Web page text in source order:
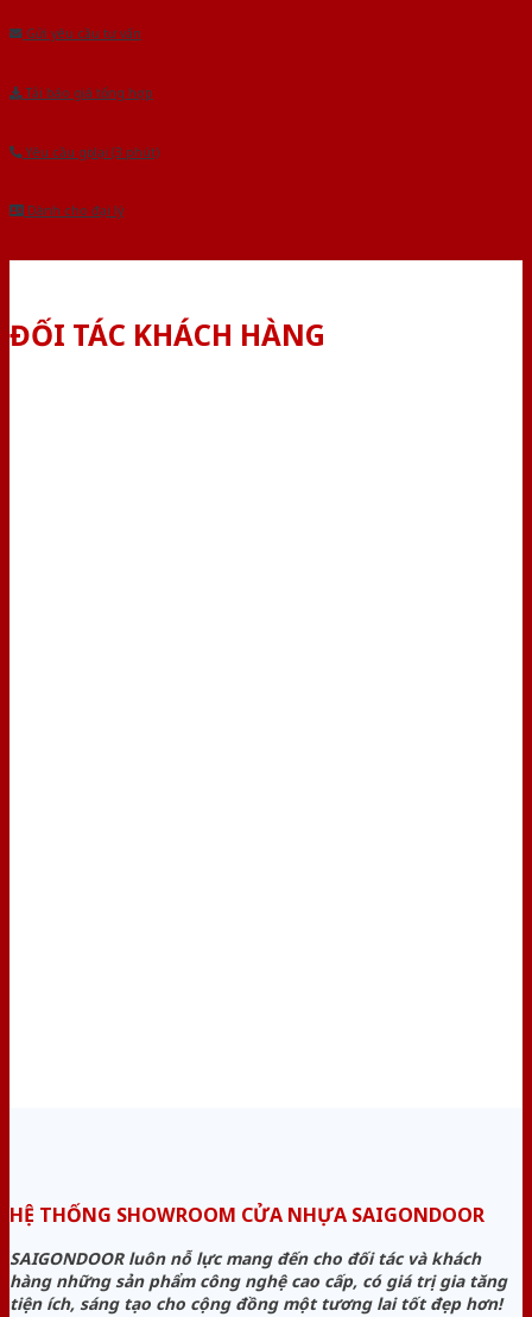
Gửi yêu cầu tư vấn
Tải báo giá tổng hợp
Yêu cầu gọi lại (3 phút)
Dành cho đại lý
ĐỐI TÁC KHÁCH HÀNG
HỆ THỐNG SHOWROOM CỬA NHỰA SAIGONDOOR
SAIGONDOOR luôn nỗ lực mang đến cho đối tác và khách
hàng những sản phẩm công nghệ cao cấp, có giá trị gia tăng
tiện ích, sáng tạo cho cộng đồng một tương lai tốt đẹp hơn!